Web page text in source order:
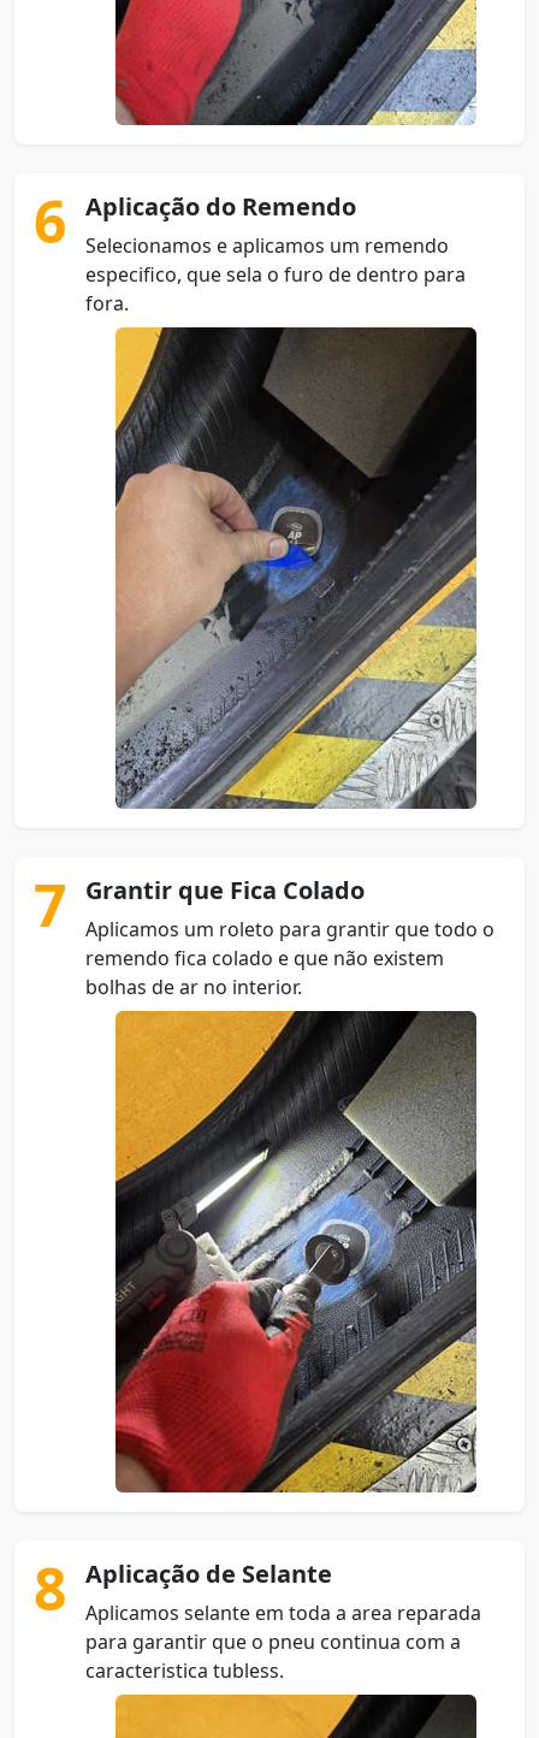
6 Aplicação do Remendo
Selecionamos e aplicamos um remendo
especifico, que sela o furo de dentro para
fora.
7 Grantir que Fica Colado
Aplicamos um roleto para grantir que todo o
remendo fica colado e que não existem
bolhas de ar no interior.
8 Aplicação de Selante
Aplicamos selante em toda a area reparada
para garantir que o pneu continua com a
caracteristica tubless.